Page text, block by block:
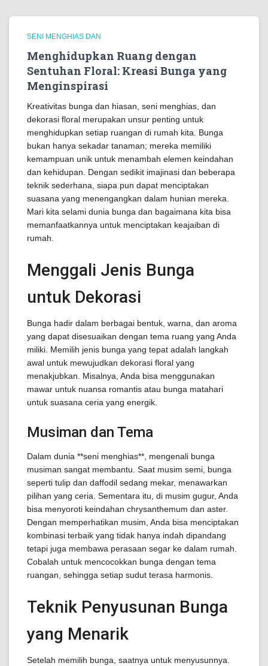
SENI MENGHIAS DAN
Menghidupkan Ruang dengan
Sentuhan Floral: Kreasi Bunga yang
Menginspirasi
Kreativitas bunga dan hiasan, seni menghias, dan
dekorasi floral merupakan unsur penting untuk
menghidupkan setiap ruangan di rumah kita. Bunga
bukan hanya sekadar tanaman; mereka memiliki
kemampuan unik untuk menambah elemen keindahan
dan kehidupan. Dengan sedikit imajinasi dan beberapa
teknik sederhana, siapa pun dapat menciptakan
suasana yang menengangkan dalam hunian mereka.
Mari kita selami dunia bunga dan bagaimana kita bisa
memanfaatkannya untuk menciptakan keajaiban di
rumah.
Menggali Jenis Bunga
untuk Dekorasi
Bunga hadir dalam berbagai bentuk, warna, dan aroma
yang dapat disesuaikan dengan tema ruang yang Anda
miliki. Memilih jenis bunga yang tepat adalah langkah
awal untuk mewujudkan dekorasi floral yang
menakjubkan. Misalnya, Anda bisa menggunakan
mawar untuk nuansa romantis atau bunga matahari
untuk suasana ceria yang energik.
Musiman dan Tema
Dalam dunia **seni menghias**, mengenali bunga
musiman sangat membantu. Saat musim semi, bunga
seperti tulip dan daffodil sedang mekar, menawarkan
pilihan yang ceria. Sementara itu, di musim gugur, Anda
bisa menyoroti keindahan chrysanthemum dan aster.
Dengan memperhatikan musim, Anda bisa menciptakan
kombinasi terbaik yang tidak hanya indah dipandang
tetapi juga membawa perasaan segar ke dalam rumah.
Cobalah untuk mencocokkan bunga dengan tema
ruangan, sehingga setiap sudut terasa harmonis.
Teknik Penyusunan Bunga
yang Menarik
Setelah memilih bunga, saatnya untuk menyusunnya.